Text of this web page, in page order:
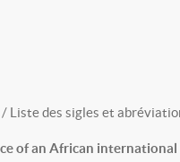
Liste des sigles et
of an African international